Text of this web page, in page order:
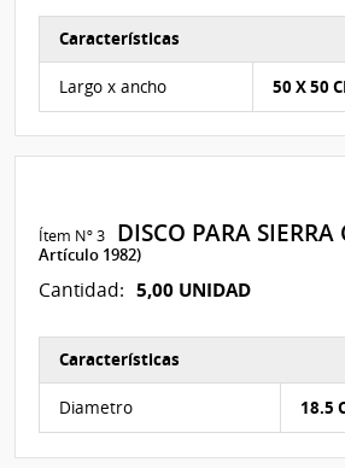
Características
Largo x ancho 50 X 50
Ítem Nº 3 DISCO PARA
Artículo 1982)
Cantidad: 5,00 UNIDAD
Características
Diametro 18.5